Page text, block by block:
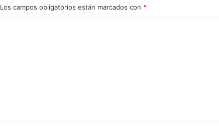
Los campos obligatorios están marcados con *